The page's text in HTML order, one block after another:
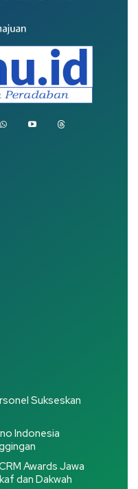
Sukseskan
Indonesia
Awards Jawa
dan Dakwah